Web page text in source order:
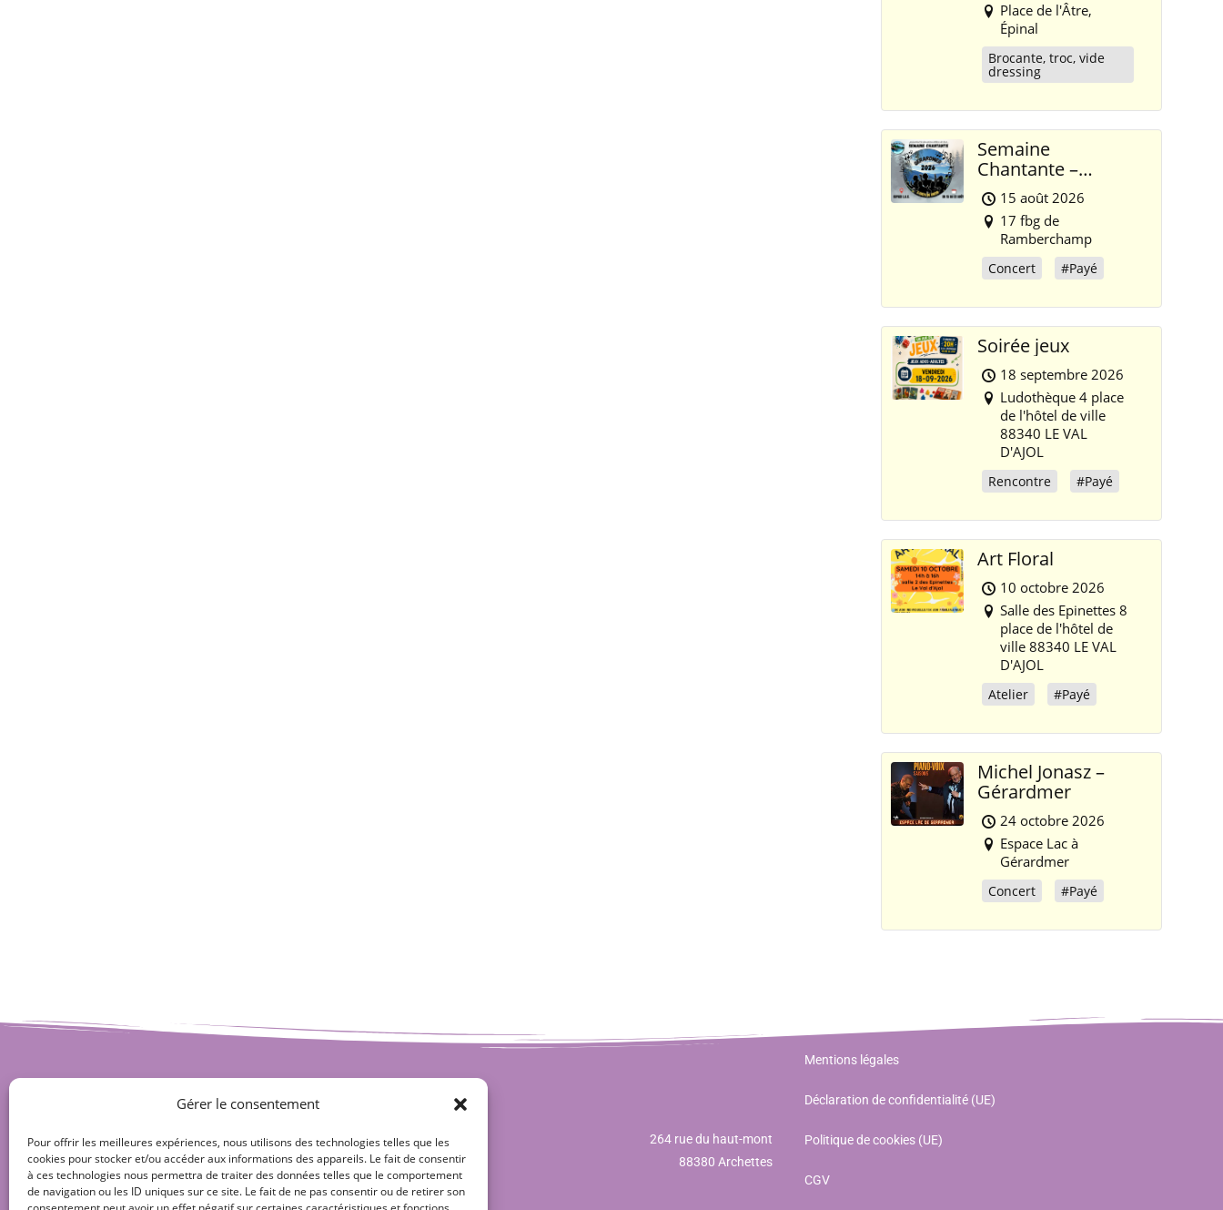
Gérer le consentement
Pour offrir les meilleures expériences, nous utilisons des technologies telles que les
cookies pour stocker et/ou accéder aux informations des appareils. Le fait de consentir
à ces technologies nous permettra de traiter des données telles que le comportement
de navigation ou les ID uniques sur ce site. Le fait de ne pas consentir ou de retirer son
Place de l'Âtre,
Épinal
Brocante, troc, vide
dressing
Semaine
Chantante –
Gérardmer 2026
15 août 2026
17 fbg de
Ramberchamp
Concert #Payé
Soirée jeux
18 septembre 2026
Ludothèque 4 place
de l'hôtel de ville
88340 LE VAL
D'AJOL
Rencontre #Payé
Art Floral
10 octobre 2026
Salle des Epinettes 8
place de l'hôtel de
ville 88340 LE VAL
D'AJOL
Atelier #Payé
Michel Jonasz –
Gérardmer
24 octobre 2026
Espace Lac à
Gérardmer
Concert #Payé
264 rue du haut-mont
88380 Archettes
Mentions légales
Déclaration de confidentialité (UE)
Politique de cookies (UE)
CGV